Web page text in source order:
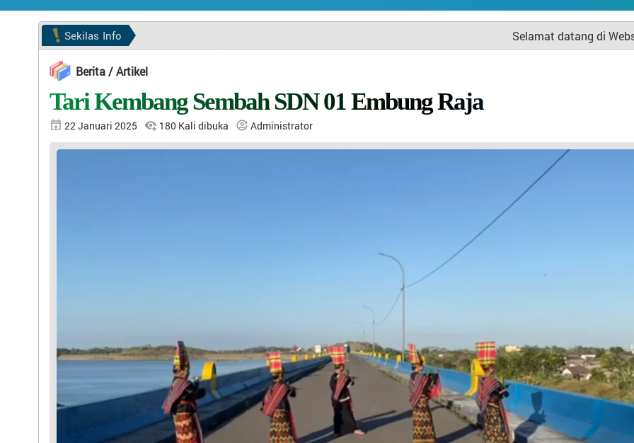
Sekilas Info Selamat datang di Website resmi Desa
Berita / Artikel
Tari Kembang Sembah SDN 01 Embung Raja
22 Januari 2025 180 Kali dibuka Administrator